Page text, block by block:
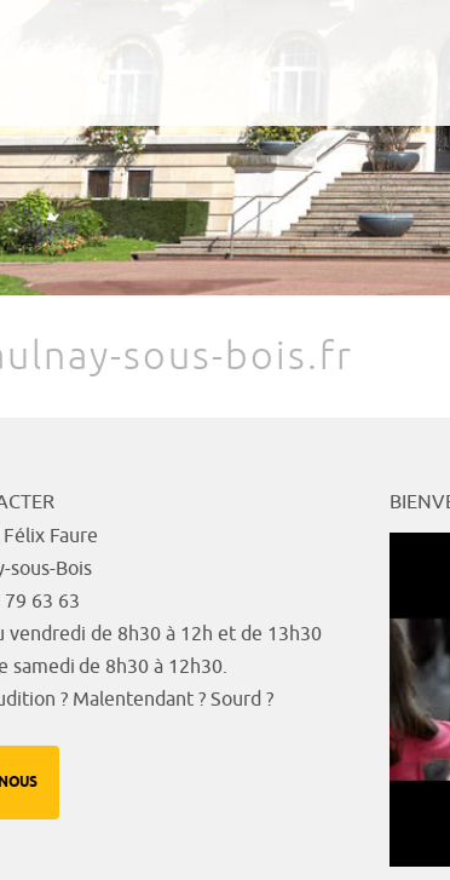
sous-bois.fr
Faure
sous-Bois
79 63 63
vendredi de 8h30 à 12h et de 13h30
samedi de 8h30 à 12h30.
? Malentendant ? Sourd ?